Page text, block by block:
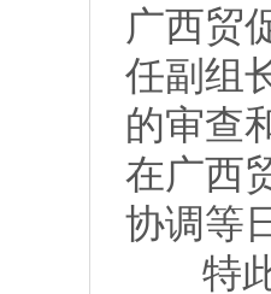
广西贸
任副组
的审查
在广西
协调等
特此